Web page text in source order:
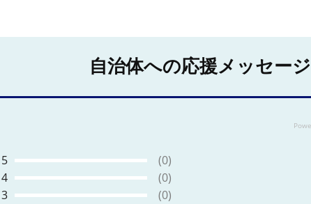
自治体への応援メッセージ
5
(0)
4
(0)
3
(0)